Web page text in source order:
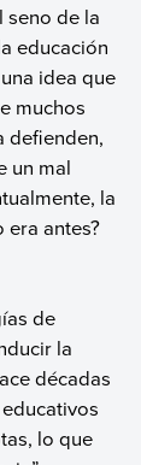
seno de la
educación
idea que
muchos
defienden,
un mal
la
antes?
de
la
décadas
lo que